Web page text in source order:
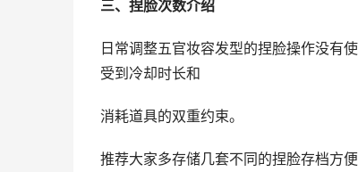
三、捏脸次数介绍
日常调整五官妆容发型的捏脸操作没有
受到冷却时长和
消耗道具的双重约束。
推荐大家多存储几套不同的捏脸存档方